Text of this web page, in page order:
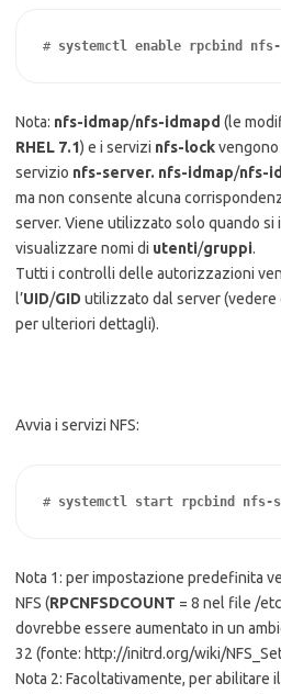
# systemctl enable rpcbind
Nota: nfs-idmap/nfs-idmapd (le
RHEL 7.1) e i servizi nfs-lockvengono
servizio nfs-server. nfs-idmap/nfs-
ma non consente alcuna
server. Viene utilizzato solo quando si
visualizzare nomi di utenti/gruppi.
Tutti i controlli delle autorizzazioni
l’UID/GID utilizzato dal server (vedere
per ulteriori dettagli).
Avvia i servizi NFS:
# systemctl start rpcbind nfs-
Nota 1: per impostazione predefinita
NFS (RPCNFSDCOUNT = 8 nel file /
dovrebbe essere aumentato in un
32 (fonte: http://initrd.org/wiki/
Nota 2: Facoltativamente, per abilitare